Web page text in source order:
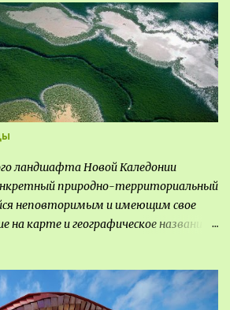
ландшафта Новой Каледонии
природно-территориальный
неповторимым и имеющим свое
на карте и географическое название.
происходящей на них. Одни
выращивания агрокультур. Другие